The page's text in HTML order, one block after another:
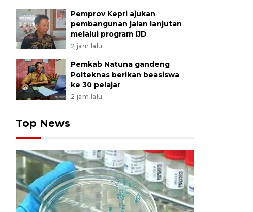
Pemprov Kepri ajukan
pembangunan jalan lanjutan
melalui program IJD
2 jam lalu
Pemkab Natuna gandeng
Polteknas berikan beasiswa
ke 30 pelajar
2 jam lalu
Top News